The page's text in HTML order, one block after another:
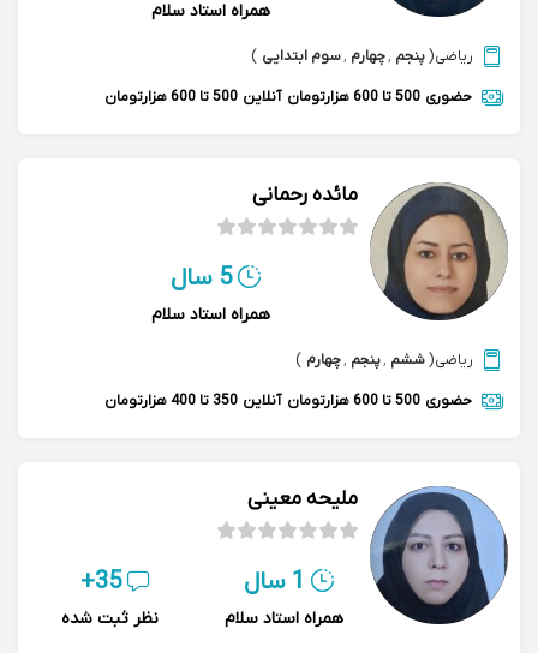
همراه استاد سلام
ریاضی(پنجم ,چهارم ,سوم ابتدایی )
حضوری 500 تا 600 هزارتومان آنلاین 500 تا 600 هزارتومان
مائده رحمانی
5 سال
همراه استاد سلام
ریاضی(ششم ,پنجم ,چهارم )
حضوری 500 تا 600 هزارتومان آنلاین 350 تا 400 هزارتومان
ملیحه معینی
1 سال
همراه استاد سلام
35+
نظر ثبت شده